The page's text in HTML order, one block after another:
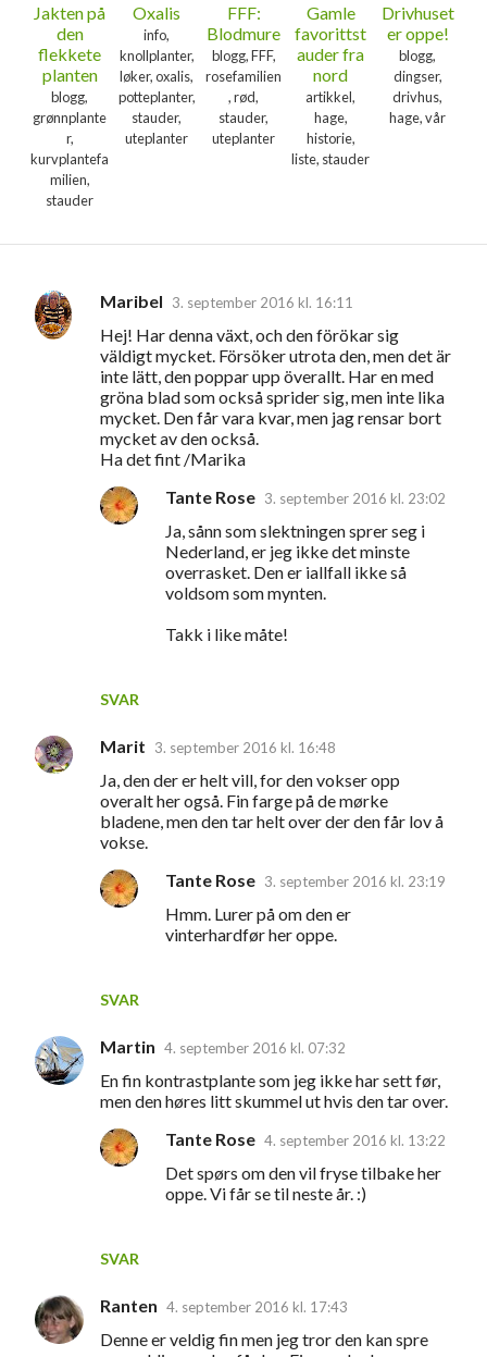
Jakten på
den
flekkete
planten
blogg,
grønnplante
r,
kurvplantefa
milien,
stauder
Oxalis
info,
knollplanter,
løker, oxalis,
potteplanter,
stauder,
uteplanter
FFF:
Blodmure
blogg, FFF,
rosefamilien
, rød,
stauder,
uteplanter
Gamle
favorittst
auder fra
nord
artikkel,
hage,
historie,
liste, stauder
Drivhuset
er oppe!
blogg,
dingser,
drivhus,
hage, vår
K
o
Maribel 3. september 2016 kl. 16:11
Hej! Har denna växt, och den förökar sig
väldigt mycket. Försöker utrota den, men det är
inte lätt, den poppar upp överallt. Har en med
gröna blad som också sprider sig, men inte lika
mycket. Den får vara kvar, men jag rensar bort
mycket av den också.
Ha det fint /Marika
SVAR
Tante Rose 3. september 2016 kl. 23:02
Ja, sånn som slektningen sprer seg i
Nederland, er jeg ikke det minste
overrasket. Den er iallfall ikke så
voldsom som mynten.
Takk i like måte!
Marit 3. september 2016 kl. 16:48
Ja, den der er helt vill, for den vokser opp
overalt her også. Fin farge på de mørke
bladene, men den tar helt over der den får lov å
vokse.
SVAR
Tante Rose 3. september 2016 kl. 23:19
Hmm. Lurer på om den er
vinterhardfør her oppe.
Martin 4. september 2016 kl. 07:32
En fin kontrastplante som jeg ikke har sett før,
men den høres litt skummel ut hvis den tar over.
SVAR
Tante Rose 4. september 2016 kl. 13:22
Det spørs om den vil fryse tilbake her
oppe. Vi får se til neste år. :)
Ranten 4. september 2016 kl. 17:43
Denne er veldig fin men jeg tror den kan spre